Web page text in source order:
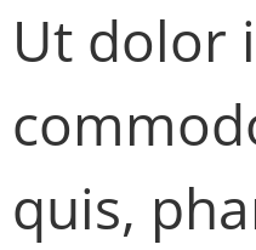
Ut dolor
quis,